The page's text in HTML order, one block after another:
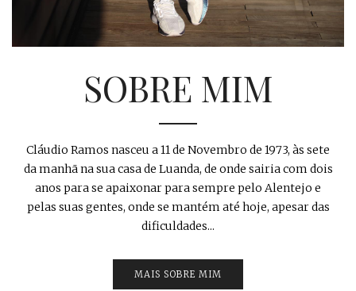
SOBRE MIM
Cláudio Ramos nasceu a 11 de Novembro de 1973, às sete
da manhã na sua casa de Luanda, de onde sairia com dois
anos para se apaixonar para sempre pelo Alentejo e
pelas suas gentes, onde se mantém até hoje, apesar das
dificuldades...
MAIS SOBRE MIM